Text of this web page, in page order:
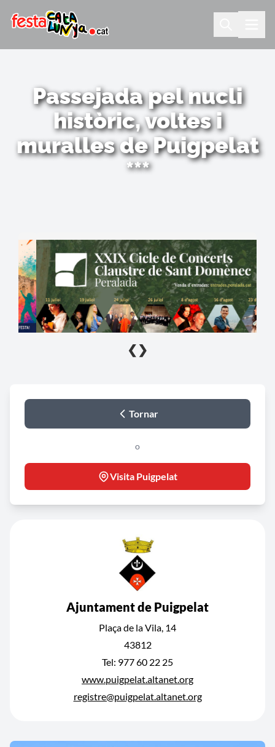
Passejada pel nucli
històric, voltes i
muralles de Puigpelat
***
❮ ❯
Tornar
o
Visita Puigpelat
Ajuntament de Puigpelat
Plaça de la Vila, 14
43812
Tel: 977 60 22 25
www.puigpelat.altanet.org
registre@puigpelat.altanet.org